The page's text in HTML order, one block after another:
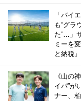
「バイ
も“グラ
た”…」
ミーを
と納税』
《山の
イパ”が
ナー、